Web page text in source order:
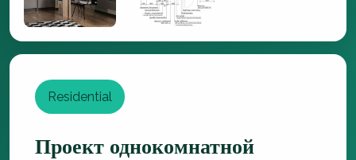
Residential
Проект однокомнатной